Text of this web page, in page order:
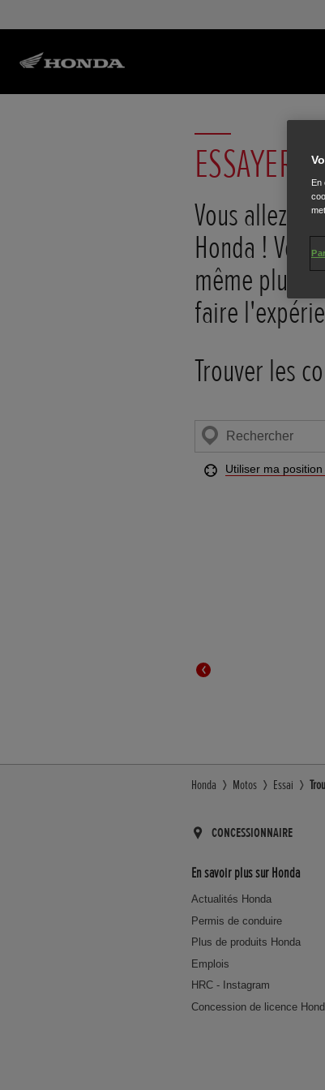
ESSAYER
Vous allez
Honda ! Vous
même plus la
faire
Trouver les
Chercher
un
Utiliser ma
Honda Motos Essai
CONCESSIONNAIRE
En savoir plus sur Honda
Actualités Honda
Permis de conduire
Plus de produits Honda
Emplois
HRC - Instagram
Concession de licence
En